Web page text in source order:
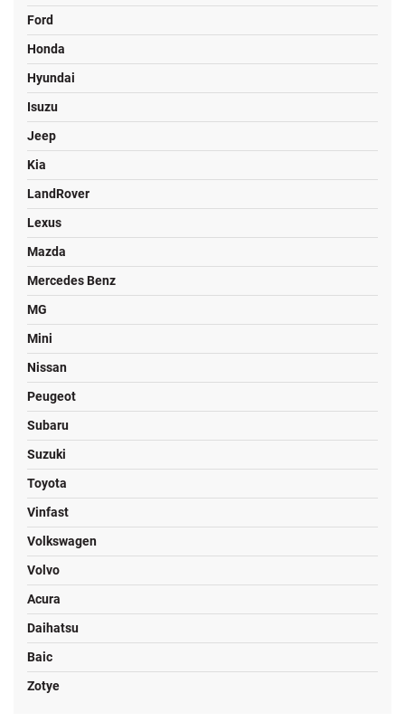
Ford
Honda
Hyundai
Isuzu
Jeep
Kia
LandRover
Lexus
Mazda
Mercedes Benz
MG
Mini
Nissan
Peugeot
Subaru
Suzuki
Toyota
Vinfast
Volkswagen
Volvo
Acura
Daihatsu
Baic
Zotye